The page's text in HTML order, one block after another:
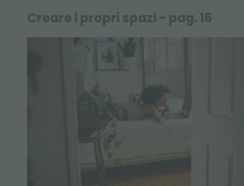
Creare i propri spazi - pag. 16